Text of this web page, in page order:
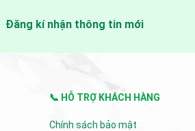
Đăng kí nhận thông tin mới
📞 HỖ TRỢ KHÁCH HÀNG
Chính sách bảo mật